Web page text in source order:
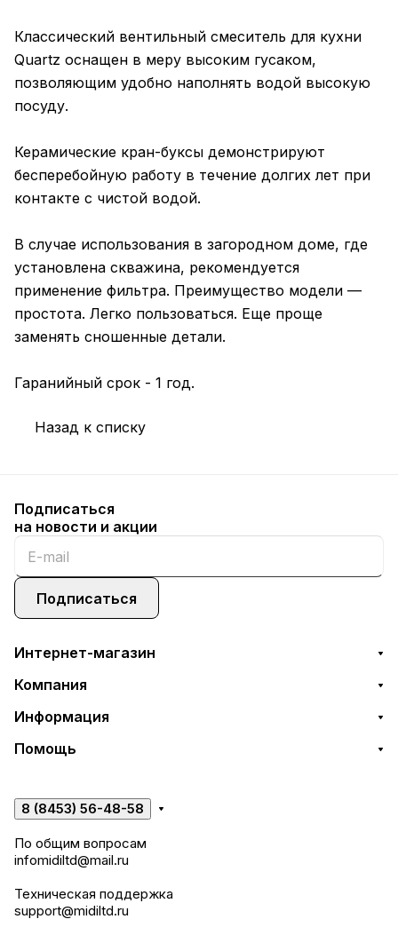
Классический вентильный смеситель для кухни
Quartz оснащен в меру высоким гусаком,
позволяющим удобно наполнять водой высокую
посуду.
Керамические кран-буксы демонстрируют
бесперебойную работу в течение долгих лет при
контакте с чистой водой.
В случае использования в загородном доме, где
установлена скважина, рекомендуется
применение фильтра. Преимущество модели —
простота. Легко пользоваться. Еще проще
заменять сношенные детали.
Гаранийный срок - 1 год.
Назад к списку
Подписаться
на новости и акции
Подписаться
Интернет-магазин
Компания
Информация
Помощь
8 (8453) 56-48-58
По общим вопросам
infomidiltd@mail.ru
Техническая поддержка
support@midiltd.ru